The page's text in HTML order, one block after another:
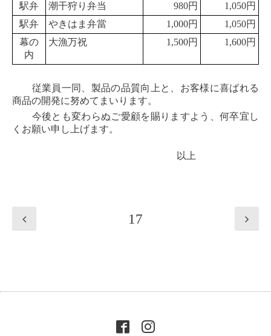
駅弁
潮干狩り弁当 980円 1,050円
駅弁
やきはま弁當 1,000円 1,050円
幕の
内
大漁万祝 1,500円 1,600円
従業員一同、製品の品質向上と、お客様に喜ばれる
商品の開発に努めてまいります。
今後とも変わらぬご愛顧を賜りますよう、何卒宜し
くお願い申し上げます。
以上
17